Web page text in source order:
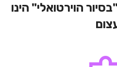
הוירטואלי" הינו